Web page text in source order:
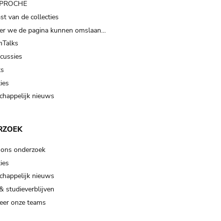
van de collecties
we de pagina kunnen omslaan…
nieuws
onderzoek
nieuws
studieverblijven
onze teams